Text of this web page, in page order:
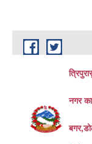
Skip to main content
नगर